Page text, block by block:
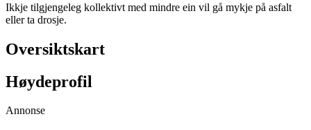
Ikkje tilgjengeleg kollektivt med mindre ein vil gå mykje på asfalt
eller ta drosje.
Oversiktskart
Høydeprofil
Annonse